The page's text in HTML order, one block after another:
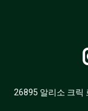
26895 알리소 크릭